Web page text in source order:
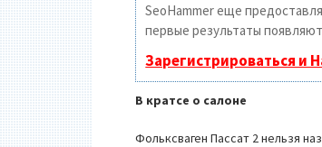
SeoHammer еще
первые результаты
Зарегистрироваться и
В кратсе о салоне
Фольксваген Пассат 2 нельзя